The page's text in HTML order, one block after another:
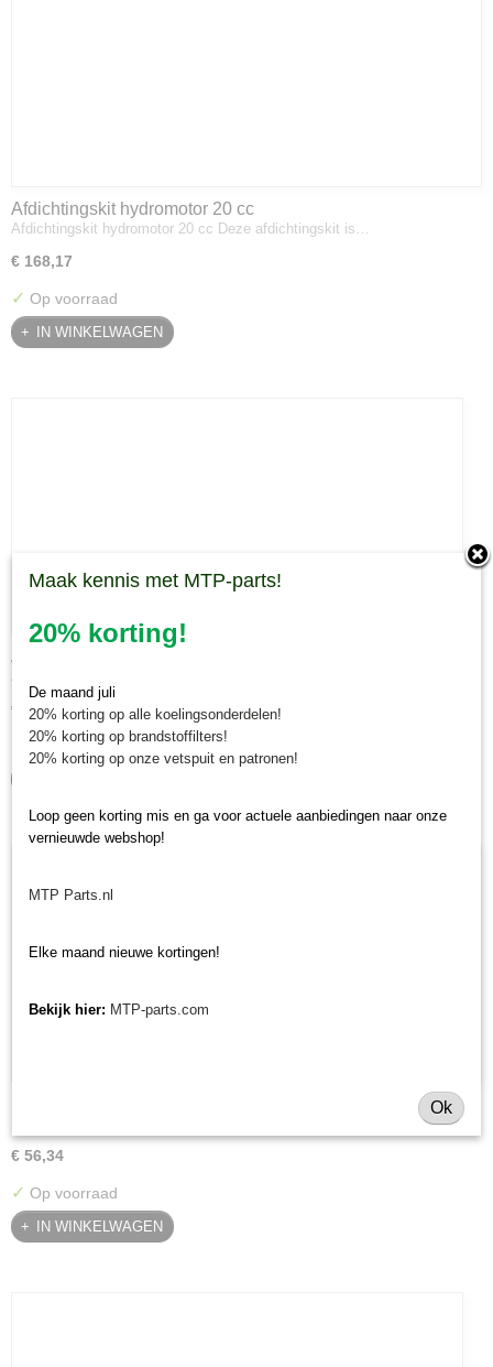
Afdichtingskit hydromotor 20 cc
Afdichtingskit hydromotor 20 cc Deze afdichtingskit is…
€ 168,17
✓ Op voorraad
IN WINKELWAGEN
Afdichtingskit hydromotor 26 cc
Afdichtingskit hydromotor 26 cc Deze afdichtingskit is…
€ 298,27
Op voorraad
Pakkingset hydromotor 26 cc Deze pakkingset is geschikt voor…
€ 56,34
✓ Op voorraad
IN WINKELWAGEN
Maak kennis met MTP-parts!
20% korting!
De maand juli
20% korting op alle koelingsonderdelen!
20% korting op brandstoffilters!
20% korting op onze vetspuit en patronen!
Loop geen korting mis en ga voor actuele aanbiedingen naar onze
vernieuwde webshop!
MTP Parts.nl
Elke maand nieuwe kortingen!
Bekijk hier: MTP-parts.com
Ok